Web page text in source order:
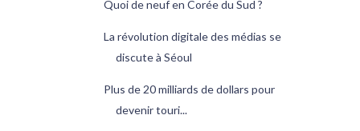
Quoi de neuf en Corée du Sud ?
La révolution digitale des médias se
discute à Séoul
Plus de 20 milliards de dollars pour
devenir touri...